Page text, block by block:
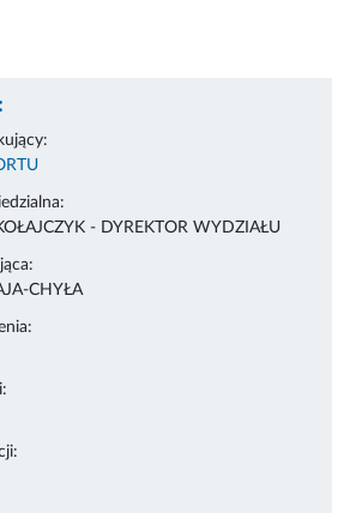
- DYREKTOR WYDZIAŁU
CHYŁA